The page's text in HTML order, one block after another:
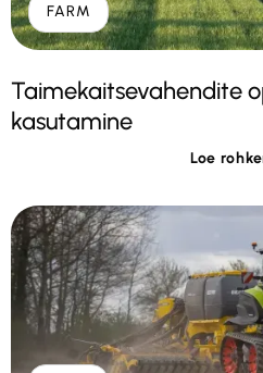
FARM
Taimekaitsevahendite
kasutamine
Loe